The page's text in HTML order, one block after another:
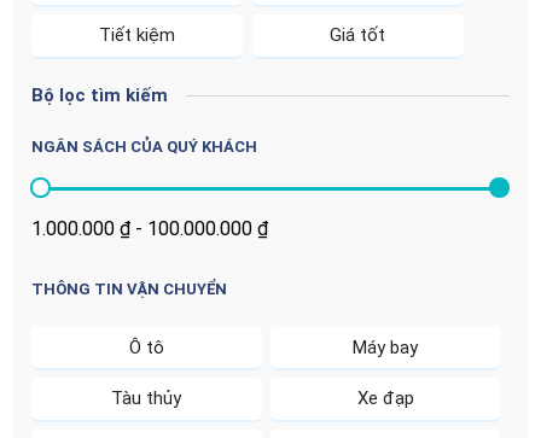
Tiết kiệm Giá tốt
Bộ lọc tìm kiếm
NGÂN SÁCH CỦA QUÝ KHÁCH
THÔNG TIN VẬN CHUYỂN
Ô tô Máy bay
Tàu thủy Xe đạp